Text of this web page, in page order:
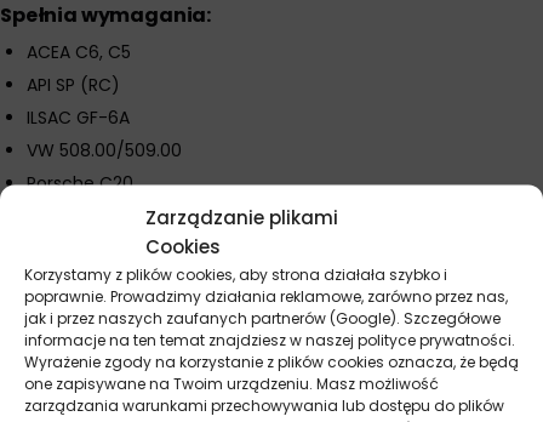
Zarządzanie plikami
Cookies
Korzystamy z plików cookies, aby strona działała szybko i
poprawnie. Prowadzimy działania reklamowe, zarówno przez nas,
jak i przez naszych zaufanych partnerów (Google). Szczegółowe
informacje na ten temat znajdziesz w naszej polityce prywatności.
Wyrażenie zgody na korzystanie z plików cookies oznacza, że będą
one zapisywane na Twoim urządzeniu. Masz możliwość
zarządzania warunkami przechowywania lub dostępu do plików
Spełnia wymagania:
ACEA C6, C5
API SP (RC)
ILSAC GF-6A
VW 508.00/509.00
Porsche C20
Ford WSS-M2C956-A1
Parametry techniczne
Lepkość kinematyczna w temperaturze 40°C: 40 mm²/s
Lepkość kinematyczna w temperaturze 100°C: 8,1 mm²/s
Wskaźnik lepkości: 183
Temperatura zapłonu: 230°C